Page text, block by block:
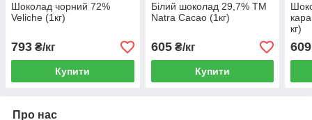
Шоколад чорний 72%
Veliche (1кг)
793 ₴/кг
Купити
Білий шоколад 29,7% ТМ
Natra Cacao (1кг)
605₴/кг
Купити
кг)
609
Про нас